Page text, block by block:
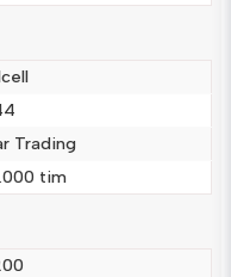
Trading
tim